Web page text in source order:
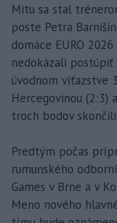
Mitu sa stal
poste Petra
domáce EURO
nedokázali
úvodnom víťazstve
Hercegovinou (2:3)
troch bodov
Predtým počas
rumunského
Games v Brne a v
Meno nového